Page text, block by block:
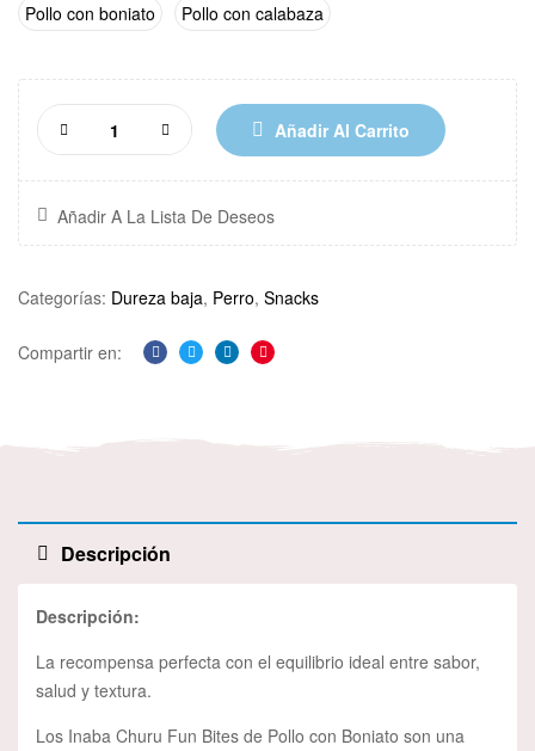
Pollo con boniato Pollo con calabaza
Añadir Al Carrito
Añadir A La Lista De Deseos
Categorías: Dureza baja, Perro, Snacks
Compartir en:
Facebook
TwitterLinkedinPinterest
Descripción
Descripción:
La recompensa perfecta con el equilibrio ideal entre sabor,
salud y textura.
Los Inaba Churu Fun Bites de Pollo con Boniato son una